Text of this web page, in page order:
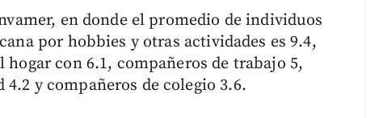
en donde el promedio de individuos
por hobbies y otras actividades es 9.4,
con 6.1, compañeros de trabajo 5,
y compañeros de colegio 3.6.